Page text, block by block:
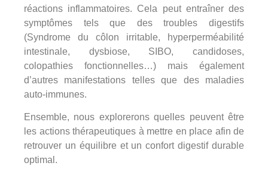
réactions inflammatoires. Cela peut entraîner des
symptômes tels que des troubles digestifs
(Syndrome du côlon irritable, hyperperméabilité
intestinale, dysbiose, SIBO, candidoses,
colopathies fonctionnelles…) mais également
d’autres manifestations telles que des maladies
auto-immunes.
Ensemble, nous explorerons quelles peuvent être
les actions thérapeutiques à mettre en place afin de
retrouver un équilibre et un confort digestif durable
optimal.